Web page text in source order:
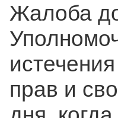
Жалоба
прав и